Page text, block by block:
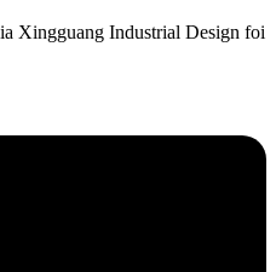
Xingguang Industrial Design foi